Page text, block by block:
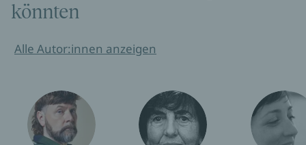
könnten
Alle Autor:innen anzeigen